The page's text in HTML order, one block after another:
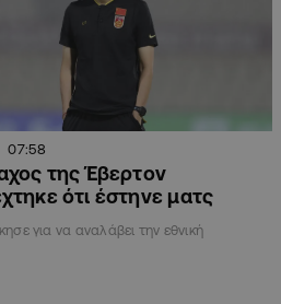
07:58
της Έβερτον
ότι έστηνε ματς
για να αναλάβει την εθνική